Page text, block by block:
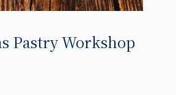
Pastry Workshop